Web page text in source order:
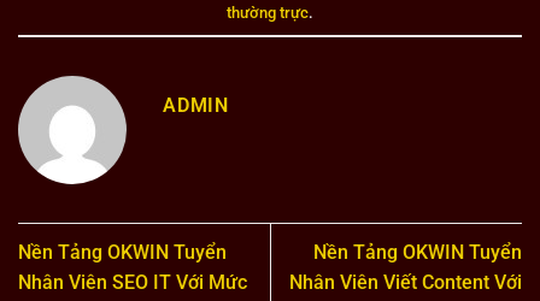
thường trực.
ADMIN
Nền Tảng OKWIN Tuyển
Nhân Viên SEO IT Với Mức
Nền Tảng OKWIN Tuyển
Nhân Viên Viết Content Với